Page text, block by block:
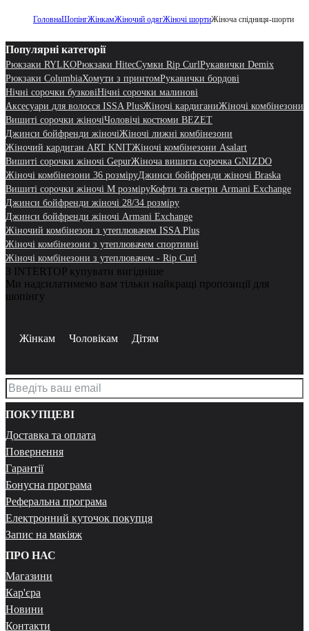
ГоловнаШопінгЖінкамЖіночий одягЖіночі шортиЖіноча спідниця-шорти
Популярні категорії
Рюкзаки RYLKOРюкзаки HitecСумки Rip CurlРукавички Demix
Рюкзаки ColumbiaХомути з принтомРукавички бордові
Нічні сорочки бузковіНічні сорочки малинові
Аксесуари для волосся ISSA PlusЖіночі кардиганиЖіночі комбінезони
Вишиті сорочки жіночіЧоловічі костюми BEZET
Джинси бойфренди жіночіЖіночі лижні комбінезони
Жіночий кардиган ART KNITЖіночі комбінезони Asalart
Вишиті сорочки жіночі GepurЖіноча вишита сорочка GNIZDO
Жіночі комбінезони 36 розміруДжинси бойфренди жіночі Braska
Вишиті сорочки жіночі M розміруКофти та светри Armani Exchange
Джинси бойфренди жіночі 28/34 розміру
Джинси бойфренди жіночі Armani Exchange
Жіночий комбінезон з утеплювачем ISSA Plus
Жіночі комбінезони з утеплювачем спортивні
Жіночі комбінезони з утеплювачем - Rip Curl
З INTERTOP купувати вигідніше
Ми надсилатимемо вам тільки найкращі пропозиції для
шопінгу
Жінкам Чоловікам Дітям
ПОКУПЦЕВІ
Доставка та оплата
Повернення
Гарантії
Бонусна програма
Реферальна програма
Електронний куточок покупця
Запис на макіяж
ПРО НАС
Магазини
Кар'єра
Новини
Контакти